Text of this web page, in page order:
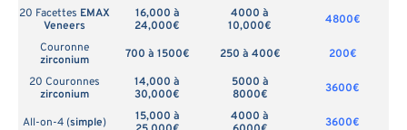
20 Facettes EMAX
Veneers
16,000 à
24,000€
4000 à
10,000€
4800€
Couronne
zirconium
700 à 1500€ 250 à 400€
200€
20 Couronnes
zirconium
14,000 à
30,000€
5000 à
8000€
3600€
All-on-4 (simple)
15,000 à
4000 à
3600€